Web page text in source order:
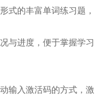
式的丰富单词练习题，
与进度，便于掌握学习
输入激活码的方式，激